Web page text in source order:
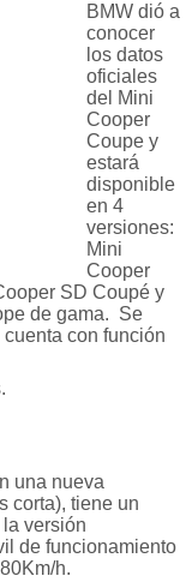
BMW dió a
conocer
los datos
oficiales
del Mini
Cooper
Coupe y
estará
disponible
en 4
versiones:
Mini
Cooper
SD Coupé y
de gama. Se
con función
una nueva
corta), tiene un
versión
de funcionamiento
h.